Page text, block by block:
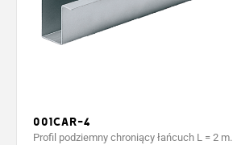
001CAR-4
Profil podziemny chroniący łańcuch L = 2 m.